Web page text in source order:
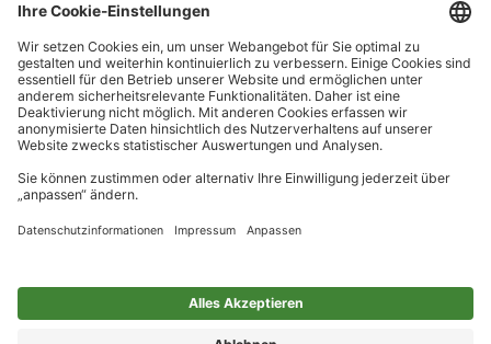
Die wichtigsten Antworten und Hilfestellungen für unterwegs
Verkaufsstellen
Ticketverkauf und persönliche Beratung
Newsletter